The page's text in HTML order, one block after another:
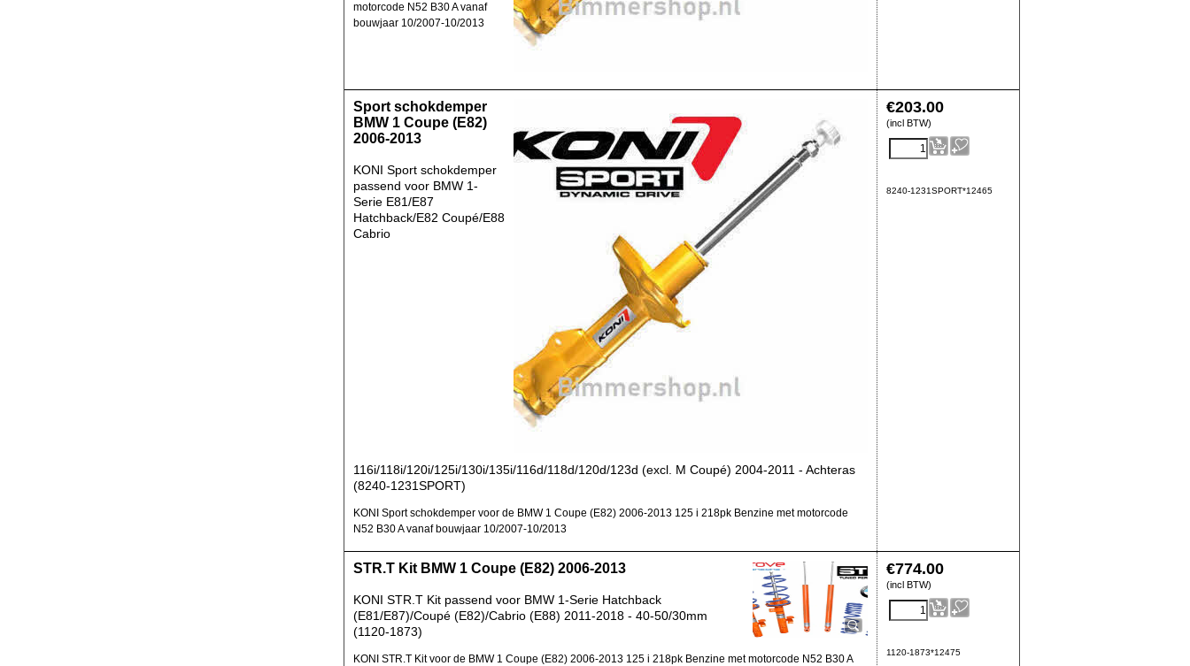
motorcode N52 B30 A vanaf
bouwjaar 10/2007-10/2013
€203.00
(incl BTW)
8240-1231SPORT*12465
Sport schokdemper
BMW 1 Coupe (E82)
2006-2013
KONI Sport schokdemper
passend voor BMW 1-
Serie E81/E87
Hatchback/E82 Coupé/E88
Cabrio
116i/118i/120i/125i/130i/135i/116d/118d/120d/123d (excl. M Coupé) 2004-2011 - Achteras
(8240-1231SPORT)
KONI Sport schokdemper voor de BMW 1 Coupe (E82) 2006-2013 125 i 218pk Benzine met motorcode
N52 B30 A vanaf bouwjaar 10/2007-10/2013
€774.00
(incl BTW)
1120-1873*12475
STR.T Kit BMW 1 Coupe (E82) 2006-2013
KONI STR.T Kit passend voor BMW 1-Serie Hatchback
(E81/E87)/Coupé (E82)/Cabrio (E88) 2011-2018 - 40-50/30mm
(1120-1873)
KONI STR.T Kit voor de BMW 1 Coupe (E82) 2006-2013 125 i 218pk Benzine met motorcode N52 B30 A